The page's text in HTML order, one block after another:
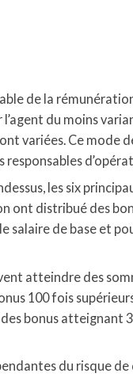
de la
du moins
variées. Ce mode
les six
ont distribué des
salaire de base et
atteindre des
100 fois
bonus atteignant
du risque